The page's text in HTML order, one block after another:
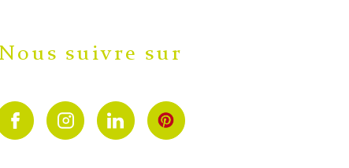
Nous suivre sur